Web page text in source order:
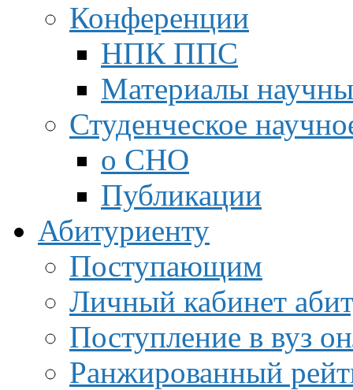
Конференции
НПК ППС
Материалы
Студенческое
о СНО
Публикации
Абитуриенту
Поступающим
Личный кабинет
Поступление в вуз
Ранжированный